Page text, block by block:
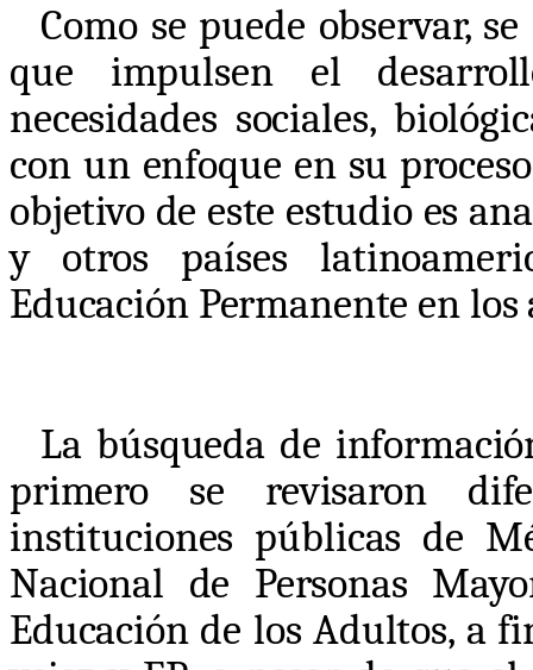
Como se puede observar,
que impulsen el
necesidades sociales,
con un enfoque en su
objetivo de este estudio es
y otros países
Educación Permanente en los
La búsqueda de
primero se revisaron
instituciones públicas de
Nacional de Personas
Educación de los Adultos, a